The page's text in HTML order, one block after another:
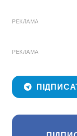
РЕКЛАМА
РЕКЛАМА